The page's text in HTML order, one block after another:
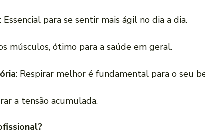
: Essencial para se sentir mais ágil no dia a dia.
músculos, ótimo para a saúde em geral.
: Respirar melhor é fundamental para o seu
a tensão acumulada.